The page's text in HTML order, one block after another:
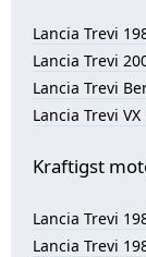
Lancia Trevi
Lancia Trevi
Lancia Trevi
Lancia Trevi VX
Kraftigst
Lancia Trevi
Lancia Trevi